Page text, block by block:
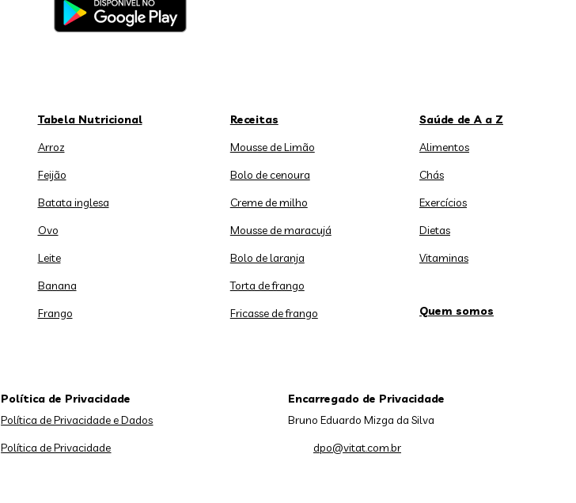
Tabela Nutricional
Arroz
Feijão
Batata inglesa
Ovo
Leite
Banana
Frango
Receitas
Mousse de Limão
Bolo de cenoura
Creme de milho
Mousse de maracujá
Bolo de laranja
Torta de frango
Fricasse de frango
Saúde de A a Z
Alimentos
Chás
Exercícios
Dietas
Vitaminas
Quem somos
Política de Privacidade
Política de Privacidade e Dados
Política de Privacidade
Encarregado de Privacidade
Bruno Eduardo Mizga da Silva
dpo@vitat.com.br